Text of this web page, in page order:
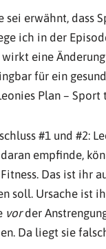
sei erwähnt, dass
ich in der
eine
für ein
Plan –
#1 und #2:
empfinde,
Das ist ihr
soll. Ursache ist
vorder
Da liegt sie